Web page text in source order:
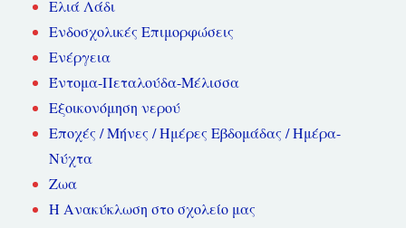
Ελιά Λάδι
Ενδοσχολικές Επιμορφώσεις
Ενέργεια
Έντομα-Πεταλούδα-Μέλισσα
Εξοικονόμηση νερού
Εποχές / Μήνες / Ημέρες Εβδομάδας / Ημέρα-
Νύχτα
Ζωα
Η Ανακύκλωση στο σχολείο μας